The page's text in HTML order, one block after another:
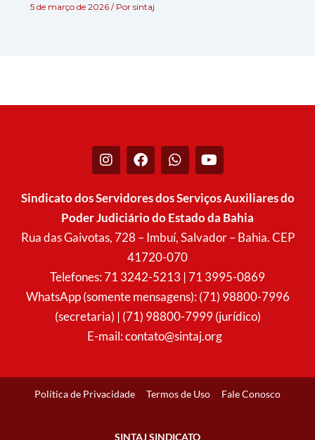
5 de março de 2026 / Por sintaj
I
n
t
g
r
F
a
e
b
o
o
k
W
h
t
a
p
p
Y
o
t
u
b
e
Sindicato dos Servidores dos Serviços Auxiliares do
Poder Judiciário do Estado da Bahia
Rua das Gaivotas, 728 – Imbuí, Salvador – Bahia. CEP
41720-070
Telefones: 71 3242-5213 | 71 3995-0869
WhatsApp (somente mensagens): (71) 98800-7996
(secretaria) | (71) 98800-7999 (jurídico)
E-mail:contato@sintaj.org
Política de Privacidade Termos de Uso Fale Conosco
SINTAJ SINDICATO